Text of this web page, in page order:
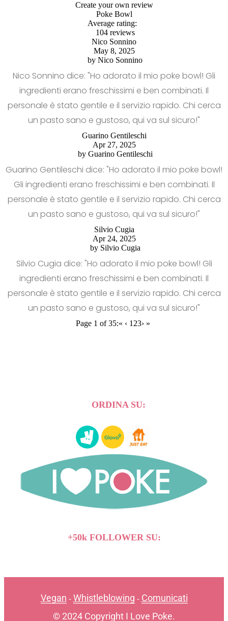
Create your own review
Poke Bowl
Average rating:
104 reviews
Nico Sonnino
May 8, 2025
by Nico Sonnino
Nico Sonnino dice: "Ho adorato il mio poke bowl! Gli
ingredienti erano freschissimi e ben combinati. Il
personale è stato gentile e il servizio rapido. Chi cerca
un pasto sano e gustoso, qui va sul sicuro!"
Guarino Gentileschi
Apr 27, 2025
by Guarino Gentileschi
Guarino Gentileschi dice: "Ho adorato il mio poke bowl!
Gli ingredienti erano freschissimi e ben combinati. Il
personale è stato gentile e il servizio rapido. Chi cerca
un pasto sano e gustoso, qui va sul sicuro!"
Silvio Cugia
Apr 24, 2025
by Silvio Cugia
Silvio Cugia dice: "Ho adorato il mio poke bowl! Gli
ingredienti erano freschissimi e ben combinati. Il
personale è stato gentile e il servizio rapido. Chi cerca
un pasto sano e gustoso, qui va sul sicuro!"
Page 1 of 35:« ‹ 1 23› »
ORDINA SU:
+50k FOLLOWER SU:
Vegan - Whistleblowing - Comunicati
© 2024 Copyright I Love Poke.